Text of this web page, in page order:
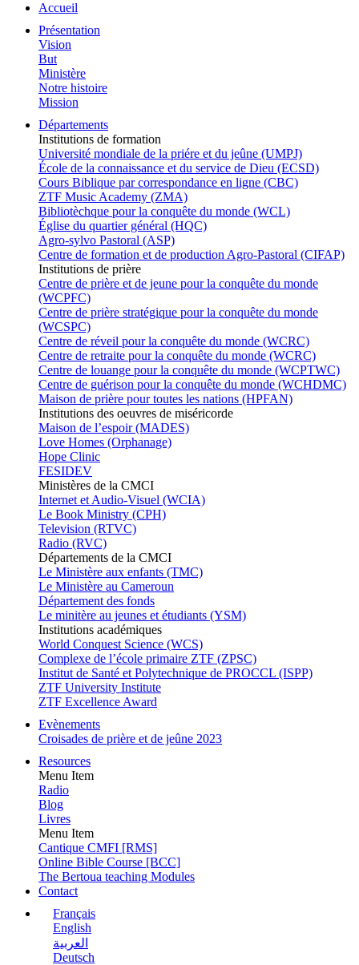
Accueil
Présentation
Vision
But
Ministère
Notre histoire
Mission
Départements
Institutions de formation
Université mondiale de la priére et du jeûne (UMPJ)
École de la connaissance et du service de Dieu (ECSD)
Cours Biblique par correspondance en ligne (CBC)
ZTF Music Academy (ZMA)
Bibliotèchque pour la conquête du monde (WCL)
Église du quartier général (HQC)
Agro-sylvo Pastoral (ASP)
Centre de formation et de production Agro-Pastoral (CIFAP)
Institutions de prière
Centre de prière et de jeune pour la conquête du monde
(WCPFC)
Centre de prière stratégique pour la conquête du monde
(WCSPC)
Centre de réveil pour la conquête du monde (WCRC)
Centre de retraite pour la conquête du monde (WCRC)
Centre de louange pour la conquête du monde (WCPTWC)
Centre de guérison pour la conquête du monde (WCHDMC)
Maison de prière pour toutes les nations (HPFAN)
Institutions des oeuvres de miséricorde
Maison de l’espoir (MADES)
Love Homes (Orphanage)
Hope Clinic
FESIDEV
Ministères de la CMCI
Internet et Audio-Visuel (WCIA)
Le Book Ministry (CPH)
Television (RTVC)
Radio (RVC)
Départements de la CMCI
Le Ministère aux enfants (TMC)
Le Ministère au Cameroun
Département des fonds
Le minitère au jeunes et étudiants (YSM)
Institutions académiques
World Conquest Science (WCS)
Complexe de l’école primaire ZTF (ZPSC)
Institut de Santé et Polytechnique de PROCCL (ISPP)
ZTF University Institute
ZTF Excellence Award
Evènements
Croisades de prière et de jeûne 2023
Resources
Menu Item
Radio
Blog
Livres
Menu Item
Cantique CMFI [RMS]
Online Bible Course [BCC]
The Bertoua teaching Modules
Contact
Français
English
العربية
Deutsch